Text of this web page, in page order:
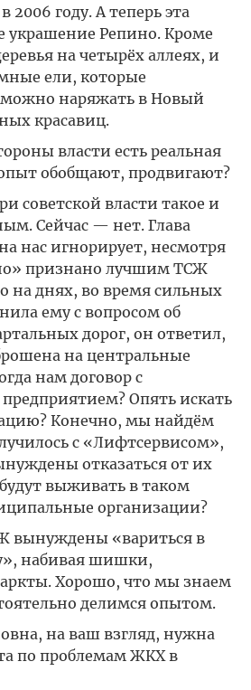
2006 году. А теперь эта
украшение Репино. Кроме
на четырёх аллеях, и
ели, которые
наряжать в Новый
красавиц.
власти есть реальная
обобщают, продвигают?
советской власти такое и
Сейчас — нет. Глава
нас игнорирует, несмотря
признано лучшим ТСЖ
на днях, во время сильных
ему с вопросом об
дорог, он ответил,
на центральные
нам договор с
Опять искать
Конечно, мы найдём
с «Лифтсервисом»,
отказаться от их
будут выживать в таком
организации?
вынуждены «вариться в
набивая шишки,
Хорошо, что мы знаем
делимся опытом.
на ваш взгляд, нужна
по проблемам ЖКХ в